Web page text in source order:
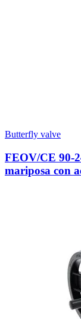
Butterfly valve
FEOV/CE 90-
mariposa con